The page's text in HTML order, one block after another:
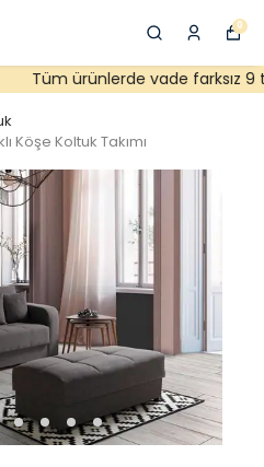
0
Tüm ürünlerde vade farksız 9
Köşe Koltuk Takımı